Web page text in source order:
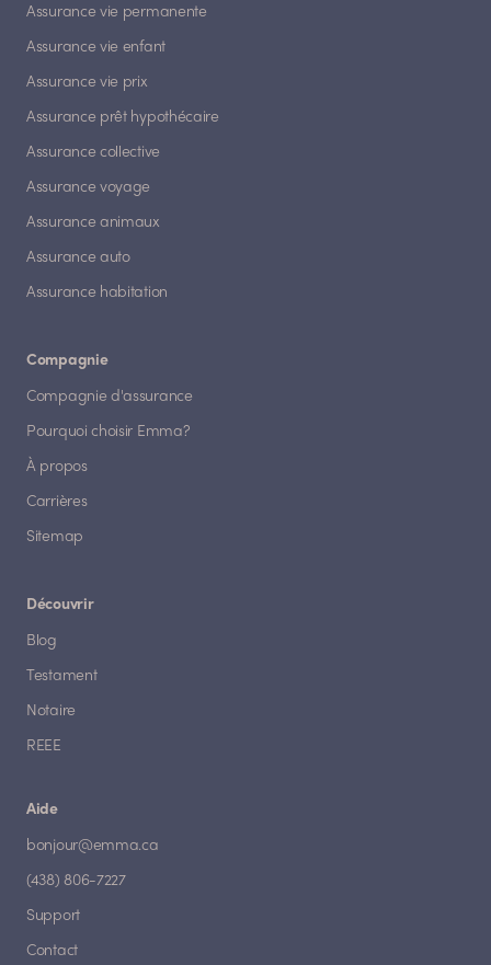
Assurance vie permanente
Assurance vie enfant
Assurance vie prix
Assurance prêt hypothécaire
Assurance collective
Assurance voyage
Assurance animaux
Assurance auto
Assurance habitation
Compagnie
Compagnie d'assurance
Pourquoi choisir Emma?
À propos
Carrières
Sitemap
Découvrir
Blog
Testament
Notaire
REEE
Aide
bonjour@emma.ca
(438) 806-7227
Support
Contact